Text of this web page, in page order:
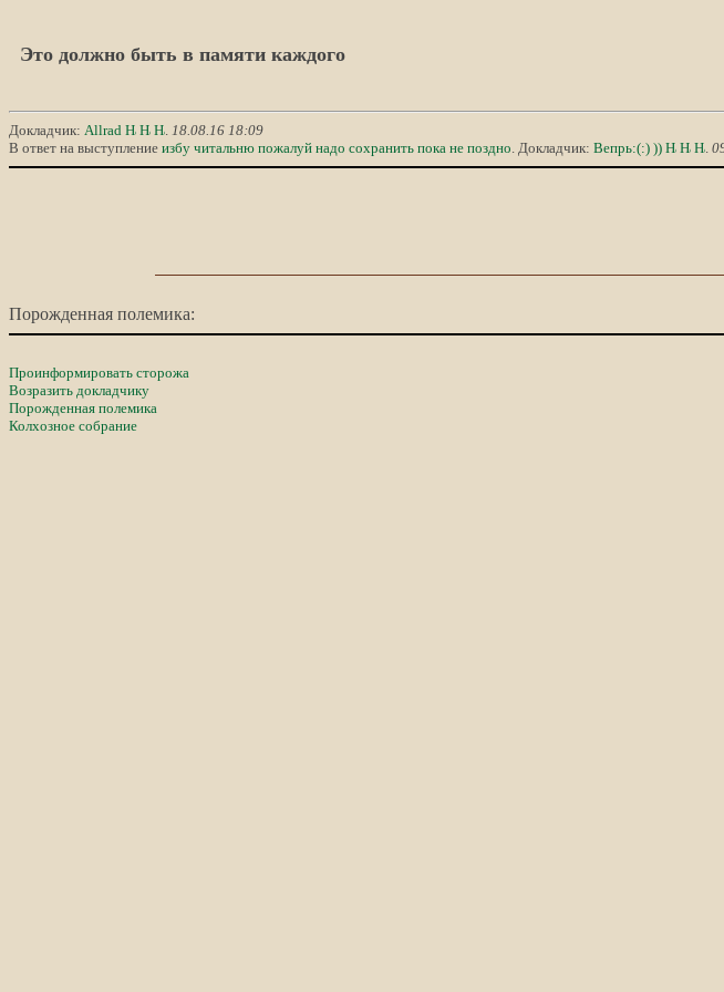
Это должно быть в памяти каждого
Докладчик: Allrad . 18.08.16 18:09
В ответ на выступление избу читальню пожалуй надо сохранить пока не поздно. Докладчик: Вепрь:(:) )) .
Порожденная полемика:
Проинформировать сторожа
Возразить докладчику
Порожденная полемика
Колхозное собрание